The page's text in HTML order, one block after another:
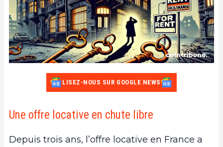
LISEZ-NOUS SUR GOOGLE NEWS
Une offre locative en chute libre
Depuis trois ans, l’offre locative en France a